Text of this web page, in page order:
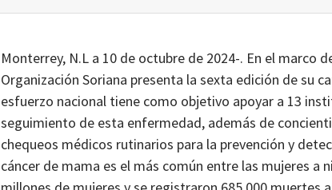
Monterrey, N.L a 10 de octubre de 2024-. En el marco
Organización Soriana presenta la sexta edición de su
esfuerzo nacional tiene como objetivo apoyar a 13
seguimiento de esta enfermedad, además de
chequeos médicos rutinarios para la prevención y
cáncer de mama es el más común entre las mujeres a